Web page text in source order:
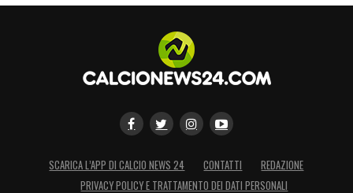
SCARICA L’APP DI CALCIO NEWS 24 CONTATTI
REDAZIONE
PRIVACY POLICY E TRATTAMENTO DEI DATI PERSONALI